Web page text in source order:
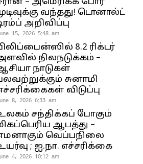
வந்தது! டொனால்ட்
அறிவிப்பு
15, 2026 5:48 am
8.2 ரிக்டர்
நிலநடுக்கம் –
நாடுகள்
சுனாமி
விடுப்பு
8, 2026 6:33 am
சந்திக்கப் போகும்
ஆபத்து –
வெப்பநிலை
; ஐ.நா. எச்சரிக்கை
4, 2026 10:12 am